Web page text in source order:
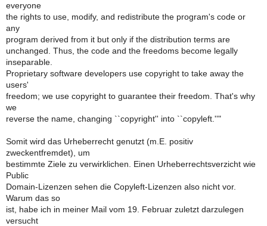
everyone
the rights to use, modify, and redistribute the program's code or
any
program derived from it but only if the distribution terms are
unchanged. Thus, the code and the freedoms become legally
inseparable.
Proprietary software developers use copyright to take away the
users'
freedom; we use copyright to guarantee their freedom. That's why
we
reverse the name, changing ``copyright'' into ``copyleft.''"
Somit wird das Urheberrecht genutzt (m.E. positiv
zweckentfremdet), um
bestimmte Ziele zu verwirklichen. Einen Urheberrechtsverzicht wie
Public
Domain-Lizenzen sehen die Copyleft-Lizenzen also nicht vor.
Warum das so
ist, habe ich in meiner Mail vom 19. Februar zuletzt darzulegen
versucht